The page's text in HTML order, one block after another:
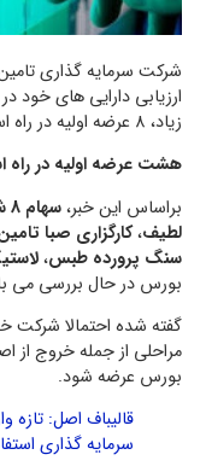
شرکت سرمایه گذاری
ارزیابی دارایی های خود
زیاد، 8 عرضه اولیه در راه است.
هشت عرضه اولیه در راه
براساس این خبر،سهام 8 شرکت معتبر
لطیف،کارگزاری صبا
سنگ پرورده طبس،
بورس در حال بررسی می
گفته شده احتمالا شرکت
بورس عرضه شود.
قالیباف اصل: تازه
سرمایه گذاری